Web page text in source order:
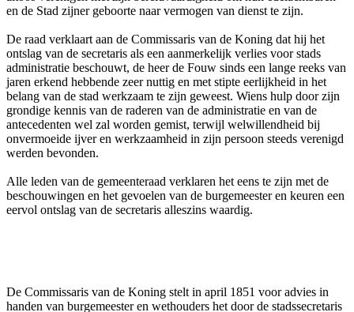
en de Stad zijner geboorte naar vermogen van dienst te zijn.
De raad verklaart aan de Commissaris van de Koning dat hij het
ontslag van de secretaris als een aanmerkelijk verlies voor stads
administratie beschouwt, de heer de Fouw sinds een lange reeks van
jaren erkend hebbende zeer nuttig en met stipte eerlijkheid in het
belang van de stad werkzaam te zijn geweest. Wiens hulp door zijn
grondige kennis van de raderen van de administratie en van de
antecedenten wel zal worden gemist, terwijl welwillendheid bij
onvermoeide ijver en werkzaamheid in zijn persoon steeds verenigd
werden bevonden.
Alle leden van de gemeenteraad verklaren het eens te zijn met de
beschouwingen en het gevoelen van de burgemeester en keuren een
eervol ontslag van de secretaris alleszins waardig.
De Commissaris van de Koning stelt in april 1851 voor advies in
handen van burgemeester en wethouders het door de stadssecretaris